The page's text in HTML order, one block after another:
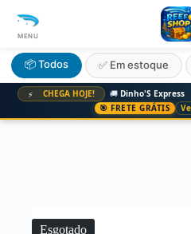
⚡ CHEGA HOJE! 🚚 Dinho'S Express
🎯 FRETE GRÁTIS
MENU
📦 Todos ✅ Em estoque
Esgotado